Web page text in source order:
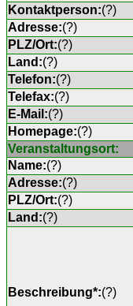
Kontaktperson:(?)
Adresse:(?)
PLZ/Ort:(?)
Land:(?)
Telefon:(?)
Telefax:(?)
E-Mail:(?)
Homepage:(?)
Veranstaltungsort:
Name:(?)
Adresse:(?)
PLZ/Ort:(?)
Land:(?)
Beschreibung*:(?)